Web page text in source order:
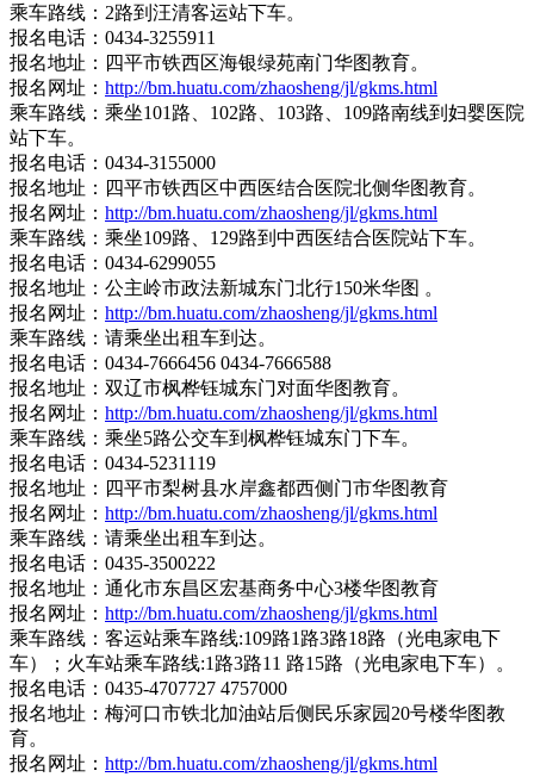
乘车路线：2路到汪清客运站下车。
报名电话：0434-3255911
报名地址：四平市铁西区海银绿苑南门华图教育。
报名网址： http://bm.huatu.com/zhaosheng/jl/gkms.html
乘车路线：乘坐101路、102路、103路、109路南线到妇婴医院
站下车。
报名电话：0434-3155000
报名地址：四平市铁西区中西医结合医院北侧华图教育。
报名网址： http://bm.huatu.com/zhaosheng/jl/gkms.html
乘车路线：乘坐109路、129路到中西医结合医院站下车。
报名电话：0434-6299055
报名地址：公主岭市政法新城东门北行150米华图 。
报名网址： http://bm.huatu.com/zhaosheng/jl/gkms.html
乘车路线：请乘坐出租车到达。
报名电话：0434-7666456 0434-7666588
报名地址：双辽市枫桦钰城东门对面华图教育。
报名网址： http://bm.huatu.com/zhaosheng/jl/gkms.html
乘车路线：乘坐5路公交车到枫桦钰城东门下车。
报名电话：0434-5231119
报名地址：四平市梨树县水岸鑫都西侧门市华图教育
报名网址： http://bm.huatu.com/zhaosheng/jl/gkms.html
乘车路线：请乘坐出租车到达。
报名电话：0435-3500222
报名地址：通化市东昌区宏基商务中心3楼华图教育
报名网址： http://bm.huatu.com/zhaosheng/jl/gkms.html
乘车路线：客运站乘车路线:109路1路3路18路（光电家电下
车）；火车站乘车路线:1路3路11 路15路（光电家电下车）。
报名电话：0435-4707727 4757000
报名地址：梅河口市铁北加油站后侧民乐家园20号楼华图教
育。
报名网址： http://bm.huatu.com/zhaosheng/jl/gkms.html